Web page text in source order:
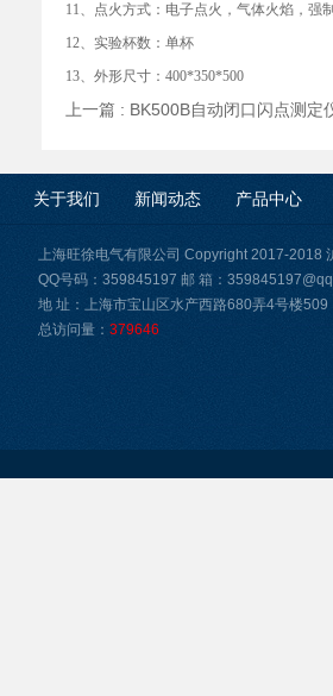
11、点火方式：电子点火，气体火焰，强
12、实验杯数：单杯
13、外形尺寸：400*350*500
上一篇 : BK500B自动闭口闪点测定
关于我们 新闻动态 产品中心
上海旺徐电气有限公司 Copyright 2017-2018
QQ号码：359845197 邮 箱：
地 址：上海市宝山区水产西路680弄4号楼509
总访问量： 379646